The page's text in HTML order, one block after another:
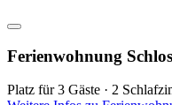
Ferienwohnung
Platz für 3 Gäste · 2